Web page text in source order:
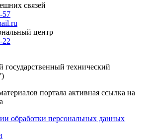
связей
57
центр
22
технический
портала активная ссылка на
обработки персональных данных